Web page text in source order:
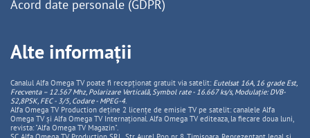
Acord date personale (GDPR)
Alte informații
Canalul Alfa Omega TV poate fi recepționat gratuit via satelit: Eutelsat 16A, 16 grade Est,
Frecventa – 12.567 Mhz, PolarizareVerticală, Symbol rate - 16.667 ks/s, Modulație: DVB-
S2,8PSK, FEC - 3/5, Codare - MPEG-4.
Alfa Omega TV Production deține 2 licențe de emisie TV pe satelit: canalele Alfa
Omega TV și Alfa Omega TV Internațional. Alfa Omega TV editeaza, la fiecare doua luni,
revista: "Alfa Omega TV Magazin".